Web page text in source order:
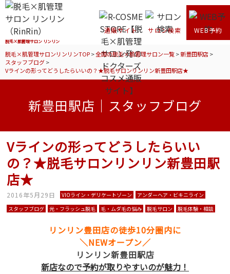
脱毛×肌管理サロン リンリン
通販サイト サロン検索 WEB予約
脱毛×肌管理サロンリンリンTOP>全国の脱毛×肌管理サロン一覧>新豊田駅店>
スタッフブログ>
Vラインの形ってどうしたらいいの？★脱毛サロンリンリン新豊田駅店★
新豊田駅店｜スタッフブログ
Vラインの形ってどうしたらいい
の？★脱毛サロンリンリン新豊田駅
店★
2016年5月29日 VIOライン・デリケートゾーン
アンダーヘア・ビキニライン
スタッフブログ
光・フラッシュ脱毛 毛・ムダ毛の悩み 脱毛サロン 脱毛体験・相談
リンリン豊田店の徒歩10分圏内に
＼NEWオープン／
リンリン新豊田駅店
新店なので予約が取りやすいのが魅力！